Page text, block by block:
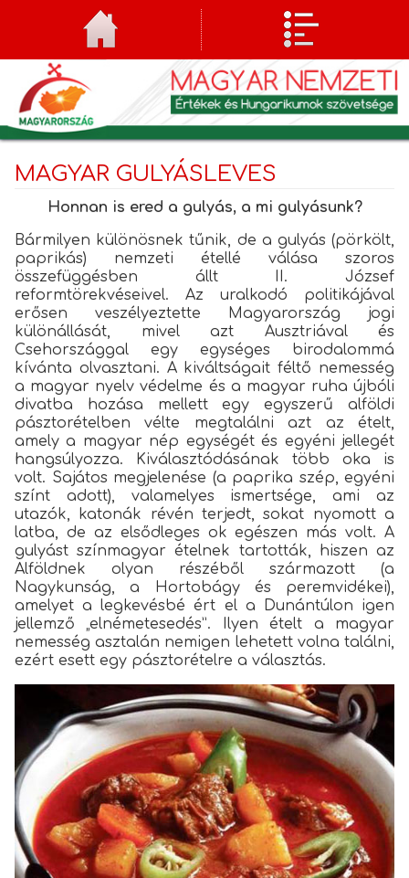
MAGYAR GULYÁSLEVES
Honnan is ered a gulyás, a mi gulyásunk?
Bármilyen különösnek tűnik, de a gulyás (pörkölt,
paprikás) nemzeti étellé válása szoros
összefüggésben állt II. József
reformtörekvéseivel. Az uralkodó politikájával
erősen veszélyeztette Magyarország jogi
különállását, mivel azt Ausztriával és
Csehországgal egy egységes birodalommá
kívánta olvasztani. A kiváltságait féltő nemesség
a magyar nyelv védelme és a magyar ruha újbóli
divatba hozása mellett egy egyszerű alföldi
pásztorételben vélte megtalálni azt az ételt,
amely a magyar nép egységét és egyéni jellegét
hangsúlyozza. Kiválasztódásának több oka is
volt. Sajátos megjelenése (a paprika szép, egyéni
színt adott), valamelyes ismertsége, ami az
utazók, katonák révén terjedt, sokat nyomott a
latba, de az elsődleges ok egészen más volt. A
gulyást színmagyar ételnek tartották, hiszen az
Alföldnek olyan részéből származott (a
Nagykunság, a Hortobágy és peremvidékei),
amelyet a legkevésbé ért el a Dunántúlon igen
jellemző „elnémetesedés”. Ilyen ételt a magyar
nemesség asztalán nemigen lehetett volna találni,
ezért esett egy pásztorételre a választás.